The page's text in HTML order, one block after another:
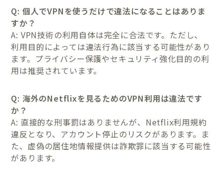
Q: 個人でVPNを使うだけで違法になることはありま
すか？
A: VPN技術の利用自体は完全に合法です。ただし、
利用目的によっては違法行為に該当する可能性があり
ます。プライバシー保護やセキュリティ強化目的の利
用は推奨されています。
Q: 海外のNetflixを見るためのVPN利用は違法です
か？
A: 直接的な刑事罰はありませんが、Netflix利用規約
違反となり、アカウント停止のリスクがあります。ま
た、虚偽の居住地情報提供は詐欺罪に該当する可能性
があります。